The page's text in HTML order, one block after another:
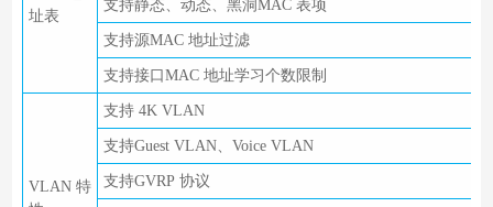
址表
支持静态、动态、黑洞MAC 表项
支持源MAC 地址过滤
支持接口MAC 地址学习个数限制
VLAN 特
支持 4K VLAN
支持Guest VLAN、Voice VLAN
支持GVRP 协议